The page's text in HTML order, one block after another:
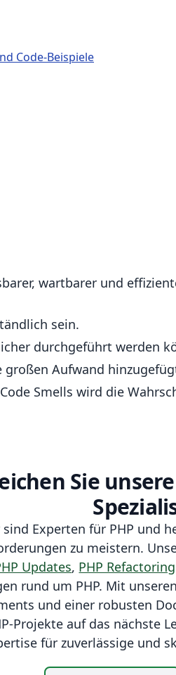
Code-Beispiele
wartbarer und
sein.
durchgeführt werden
Aufwand
Smells wird die
Sie
sind Experten für PHP und
zu meistern.
Updates, PHP Refactoring
rund um PHP. Mit
und einer robusten
Projekte auf das nächste
für zuverlässige und